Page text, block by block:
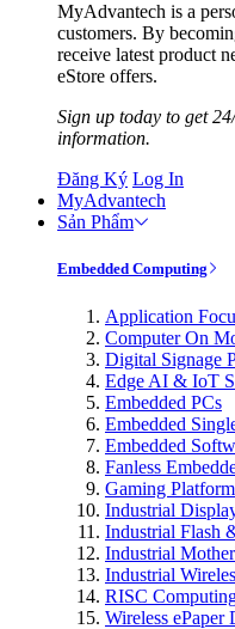
MyAdvantech is a
customers. By
receive latest product
eStore offers.
Sign up today to get
information.
Đăng Ký Log In
MyAdvantech
Sản Phẩm
Embedded Computing
Application
Computer On
Digital Signage
Edge AI & IoT
Embedded PCs
Embedded
Embedded
Fanless
Gaming
Industrial
Industrial Flash
Industrial
Industrial
RISC
Wireless ePaper